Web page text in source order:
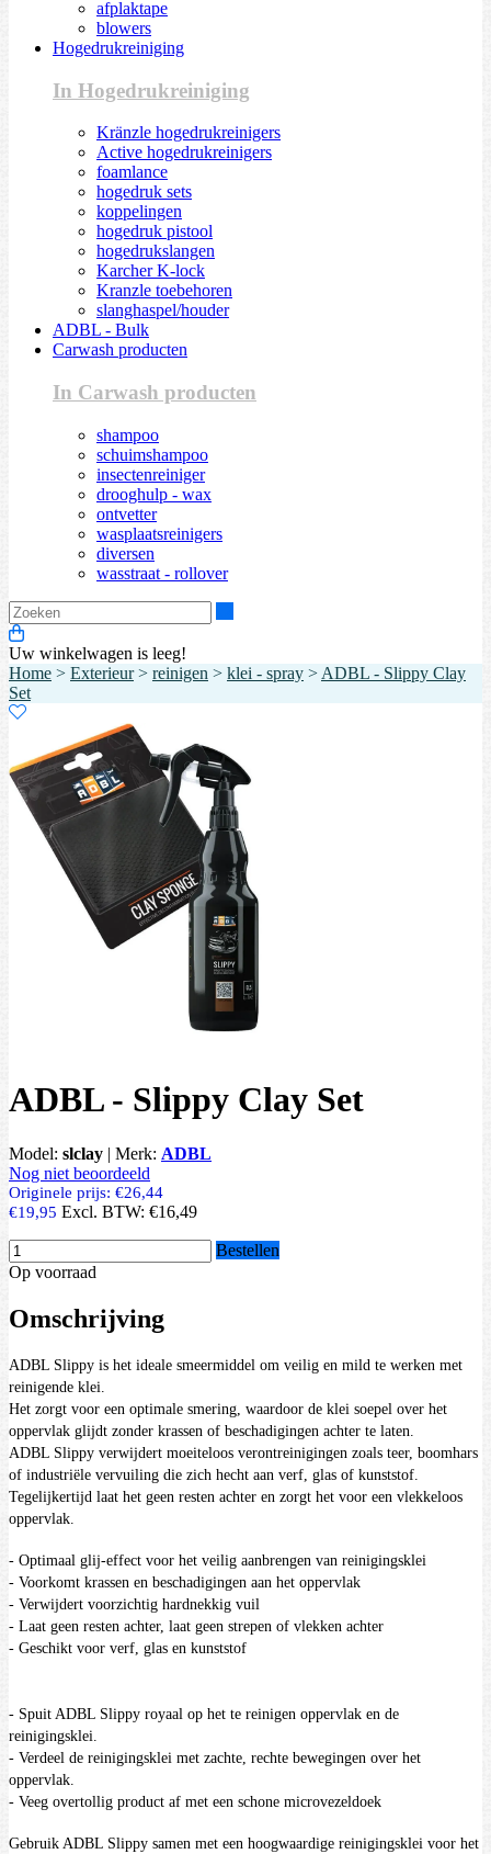
afplaktape
blowers
Hogedrukreiniging
In Hogedrukreiniging
Kränzle hogedrukreinigers
Active hogedrukreinigers
foamlance
hogedruk sets
koppelingen
hogedruk pistool
hogedrukslangen
Karcher K-lock
Kranzle toebehoren
slanghaspel/houder
ADBL - Bulk
Carwash producten
In Carwash producten
shampoo
schuimshampoo
insectenreiniger
drooghulp - wax
ontvetter
wasplaatsreinigers
diversen
wasstraat - rollover
Uw winkelwagen is leeg!
Home > Exterieur> reinigen > klei - spray > ADBL - Slippy Clay
Set
ADBL - Slippy Clay Set
Model: slclay | Merk: ADBL
Nog niet beoordeeld
Originele prijs: €26,44
€19,95 Excl. BTW: €16,49
Bestellen
Op voorraad
Omschrijving
ADBL Slippy is het ideale smeermiddel om veilig en mild te werken met
reinigende klei.
Het zorgt voor een optimale smering, waardoor de klei soepel over het
oppervlak glijdt zonder krassen of beschadigingen achter te laten.
ADBL Slippy verwijdert moeiteloos verontreinigingen zoals teer, boomhars
of industriële vervuiling die zich hecht aan verf, glas of kunststof.
Tegelijkertijd laat het geen resten achter en zorgt het voor een vlekkeloos
oppervlak.
- Optimaal glij-effect voor het veilig aanbrengen van reinigingsklei
- Voorkomt krassen en beschadigingen aan het oppervlak
- Verwijdert voorzichtig hardnekkig vuil
- Laat geen resten achter, laat geen strepen of vlekken achter
- Geschikt voor verf, glas en kunststof
- Spuit ADBL Slippy royaal op het te reinigen oppervlak en de
reinigingsklei.
- Verdeel de reinigingsklei met zachte, rechte bewegingen over het
oppervlak.
- Veeg overtollig product af met een schone microvezeldoek
Gebruik ADBL Slippy samen met een hoogwaardige reinigingsklei voor het